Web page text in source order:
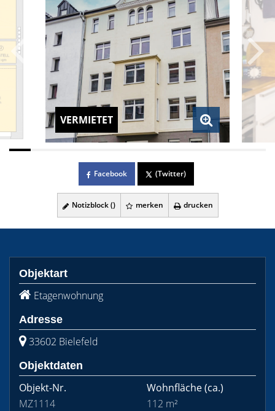
VERMIETET
Facebook (Twitter)
Notizblock () merken drucken
Objektart
Etagenwohnung
Adresse
33602 Bielefeld
Objektdaten
Objekt-Nr.
MZ1114
Wohnfläche(ca.)
112 m²